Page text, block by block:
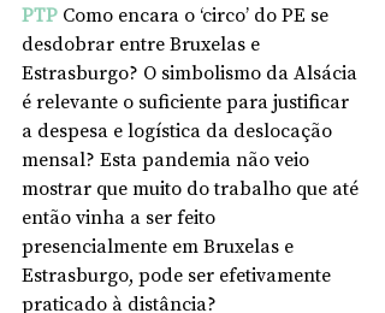
PTP Como encara o ‘circo’ do PE se
desdobrar entre Bruxelas e
Estrasburgo? O simbolismo da Alsácia
é relevante o suficiente para justificar
a despesa e logística da deslocação
mensal? Esta pandemia não veio
mostrar que muito do trabalho que até
então vinha a ser feito
presencialmente em Bruxelas e
Estrasburgo, pode ser efetivamente
praticado à distância?